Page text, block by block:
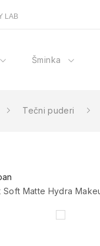
LAB
Šminka
Tečni puderi